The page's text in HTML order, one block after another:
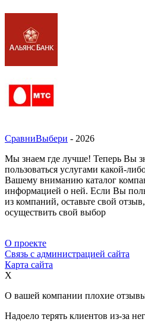
СравниВыбери - 2026
Мы знаем где лучше! Теперь Вы
пользоваться услугами какой-
Вашему вниманию каталог
информацией о ней. Если Вы
из компаний, оставьте свой
осуществить свой выбор
О проекте
Связь с администрацией сайта
Карта сайта
X
О вашей компании плохие
Надоело терять клиентов из-за